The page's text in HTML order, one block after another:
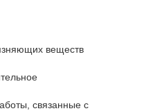
веществ
связанные с